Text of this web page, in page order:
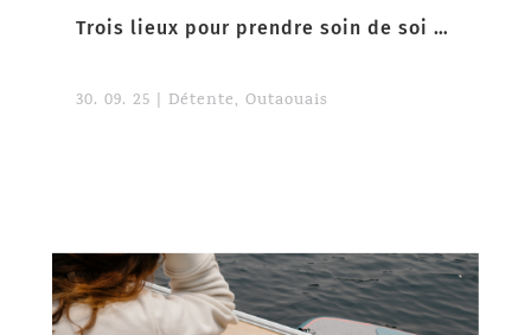
Trois lieux pour prendre soin de soi en Outaouais
30. 09. 25 | Détente, Outaouais